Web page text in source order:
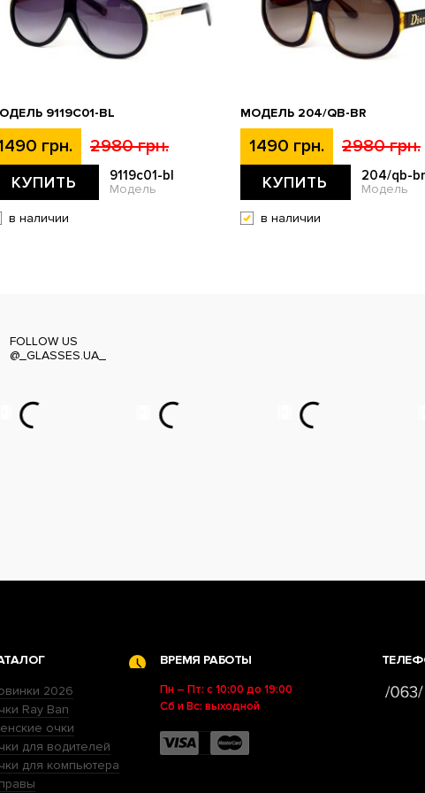
9119С01-BL
грн. 2980 грн.
КУПИТЬ 9119с01-bl
Модель
в наличии
МОДЕЛЬ 204/QB-BR
1490 грн. 2980 грн.
КУПИТЬ 204/qb-br
Модель
в наличии
FOLLOW US
@_GLASSES.UA_
2026
Ray Ban
очки
для водителей
для компьютера
ВРЕМЯ РАБОТЫ
Пн – Пт: с 10:00 до 19:00
Сб и Вс: выходной